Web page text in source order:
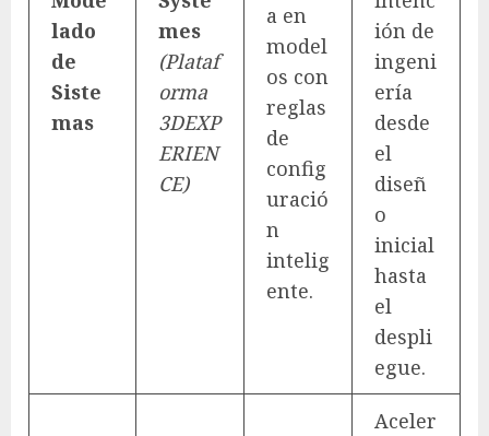
lado
de
Siste
mas
mes
(Plataf
orma
3DEXP
ERIEN
CE)
a en
model
os con
reglas
de
config
uració
n
intelig
ente.
ión de
ingeni
ería
desde
el
diseñ
o
inicial
hasta
el
despli
egue.
Aceler